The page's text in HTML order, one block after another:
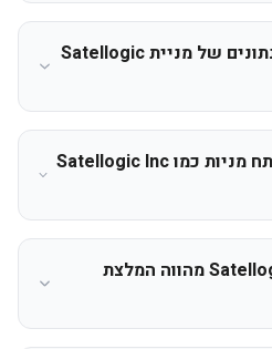
איך קוראים נכון את הנתונים של מניית Satellogic
איפה אפשר ללמוד לנתח מניות כמו Satellogic Inc
האם המידע על Satellogic Inc מהווה המלצת